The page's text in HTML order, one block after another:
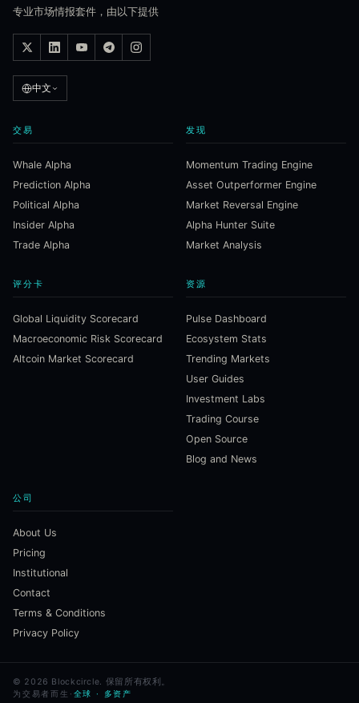
专业市场情报套件，由以下提供
中文
交易
Whale Alpha
Prediction Alpha
Political Alpha
Insider Alpha
Trade Alpha
发现
Momentum Trading Engine
Asset Outperformer Engine
Market Reversal Engine
Alpha Hunter Suite
Market Analysis
评分卡
Global Liquidity Scorecard
Macroeconomic Risk Scorecard
Altcoin Market Scorecard
资源
Pulse Dashboard
Ecosystem Stats
Trending Markets
User Guides
Investment Labs
Trading Course
Open Source
Blog and News
公司
About Us
Pricing
Institutional
Contact
Terms & Conditions
Privacy Policy
© 2026 Blockcircle. 保留所有权利。
为交易者而生 · 全球 · 多资产